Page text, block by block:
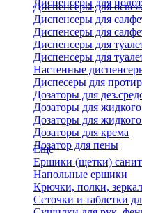
Диспенсеры для
Диспенсеры для
Диспенсеры для
Диспенсеры для
Диспенсеры для
Диспенсеры для
Настенные
Диспесеры для
Дозаторы для
Дозаторы для
Дозаторы для
Дозаторы для крема
Дозатор для пены
Еще
Ершики (щетки)
Напольные ершики
Крючки, полки,
Сеточки и таблетки